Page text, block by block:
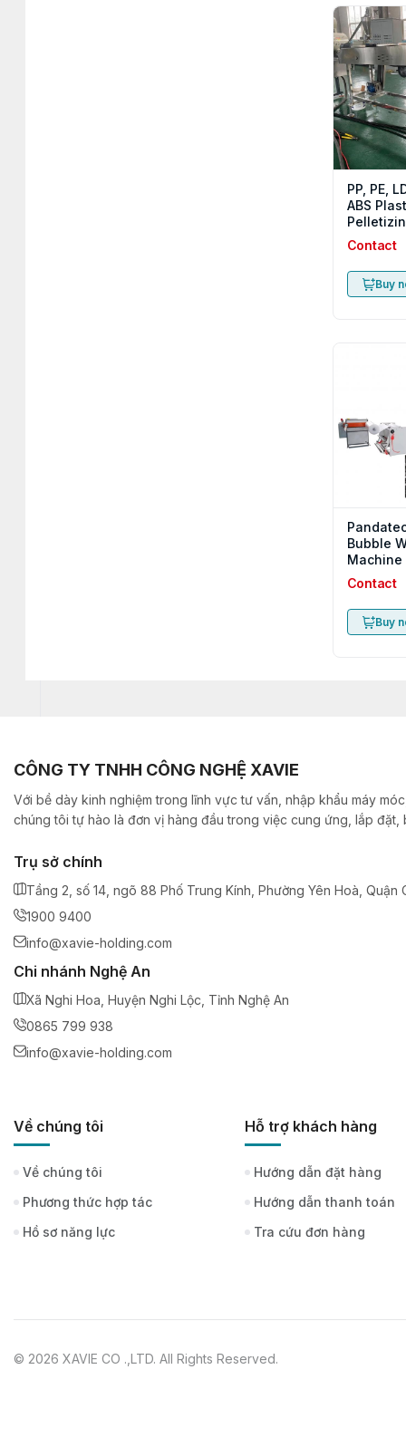
PP, PE,
ABS
Contact
Buy
Bubble
Machine
Contact
Buy
CÔNG TY TNHH CÔNG NGHỆ XAVIE
Với bề dày kinh nghiệm trong lĩnh vực tư vấn, nhập khẩu máy
chúng tôi tự hào là đơn vị hàng đầu trong việc cung ứng, lắp đặt,
Trụ sở chính
Tầng 2, số 14, ngõ 88 Phố Trung Kính, Phường Yên Hoà, Quận
1900 9400
info@xavie-holding.com
Chi nhánh Nghệ An
Xã Nghi Hoa, Huyện Nghi Lộc, Tỉnh Nghệ An
0865 799 938
info@xavie-holding.com
Về chúng tôi
Về chúng tôi
Phương thức hợp tác
Hồ sơ năng lực
Hỗ trợ khách hàng
Hướng dẫn đặt hàng
Hướng dẫn thanh toán
Tra cứu đơn hàng
© 2026 XAVIE CO .,LTD. All Rights Reserved.